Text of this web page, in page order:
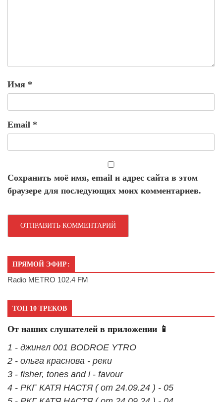
Имя *
Email *
Сохранить моё имя, email и адрес сайта в этом
браузере для последующих моих комментариев.
ПРЯМОЙ ЭФИР:
Radio METRO 102.4 FM
ТОП 10 ТРЕКОВ
От наших слушателей в приложении 📱
1 - джингл 001 BODROE YTRO
2 - ольга краснова - реки
3 - fisher, tones and i - favour
4 - РКГ КАТЯ НАСТЯ ( от 24.09.24 ) - 05